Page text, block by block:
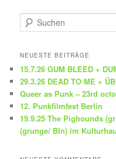
u
h
n
NEUESTE BEITRÄGE
15.7.26 GUM BLEED +
29.3.26 DEAD TO ME +
Queer as Punk – 23rd
12. Punkfilmfest Berlin
19.9.25 The Pighounds
(grunge/ Bln) im